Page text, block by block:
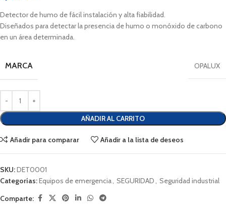
Detector de humo de fácil instalación y alta fiabilidad.
Diseñados para detectar la presencia de humo o monóxido de carbono
en un área determinada.
MARCA OPALUX
AÑADIR AL CARRITO
Añadir para comparar Añadir a la lista de deseos
SKU:DET0001
Categorías:Equipos de emergencia, SEGURIDAD, Seguridad industrial
Comparte: